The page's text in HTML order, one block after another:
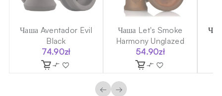
Чаша Aventador Evil
Black
74.90zł
Чаша Let's Smoke
Harmony Unglazed
54.90zł
← →